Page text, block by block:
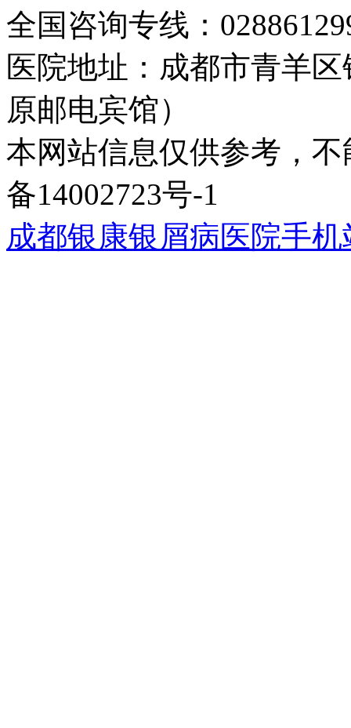
全国咨询专线：
医院地址：成都市青羊
原邮电宾馆）
本网站信息仅供参考，
备14002723号-1
成都银康银屑病医院手机